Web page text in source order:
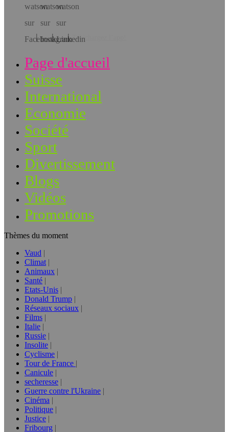
Téléchargez l’app!
Page d'accueil
Suisse
International
Economie
Société
Sport
Divertissement
Blogs
Vidéos
Promotions
Thèmes du moment
Vaud
Climat
Animaux
Santé
Etats-Unis
Donald Trump
Réseaux sociaux
Films
Italie
Russie
Insolite
Cyclisme
Tour de France
Canicule
secheresse
Guerre contre l'Ukraine
Cinéma
Politique
Justice
Fribourg